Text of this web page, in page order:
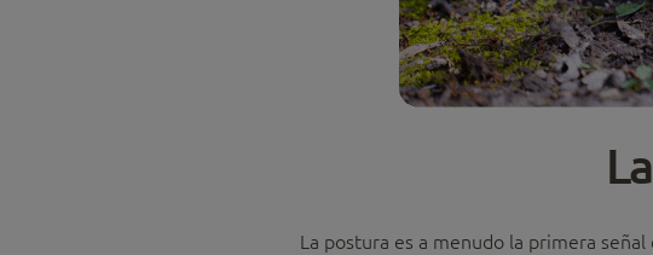
La postura es a menudo la primera